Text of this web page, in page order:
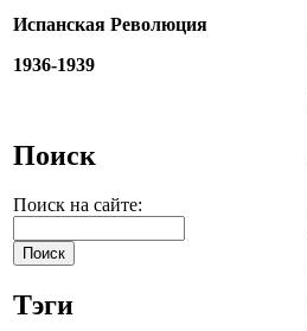
Испанская Революция
1936-1939
Поиск
Поиск на сайте:
Тэги